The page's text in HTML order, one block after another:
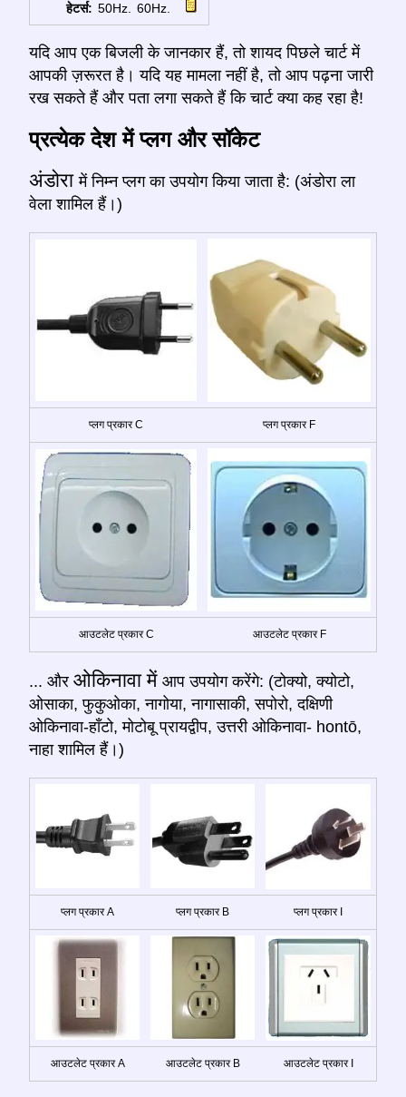
हेटर्स: 50Hz. 60Hz.
यदि आप एक बिजली के जानकार हैं, तो शायद पिछले चार्ट में
आपकी ज़रूरत है। यदि यह मामला नहीं है, तो आप पढ़ना जारी
रख सकते हैं और पता लगा सकते हैं कि चार्ट क्या कह रहा है!
प्रत्येक देश में प्लग और सॉकेट
अंडोरामें निम्न प्लग का उपयोग किया जाता है: (अंडोरा ला
वेला शामिल हैं।)
प्लग प्रकार C प्लग प्रकार F
आउटलेट प्रकार C आउटलेट प्रकार F
... और ओकिनावा में आप उपयोग करेंगे: (टोक्यो, क्योटो,
ओसाका, फुकुओका, नागोया, नागासाकी, सपोरो, दक्षिणी
ओकिनावा-हॉंटो, मोटोबू प्रायद्वीप, उत्तरी ओकिनावा- hontō,
नाहा शामिल हैं।)
प्लग प्रकार A प्लग प्रकार B प्लग प्रकार I
आउटलेट प्रकार A आउटलेट प्रकार B आउटलेट प्रकार I